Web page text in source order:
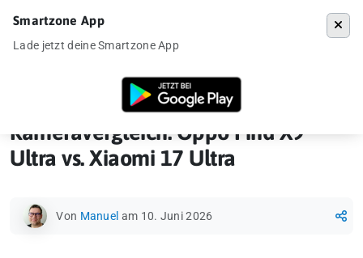
Ankündigung Kameravergleiche
Kameravergleich: Oppo Find X9
Ultra vs. Xiaomi 17 Ultra
Von Manuel am 10. Juni 2026
Smartzone App
Lade jetzt deine Smartzone App